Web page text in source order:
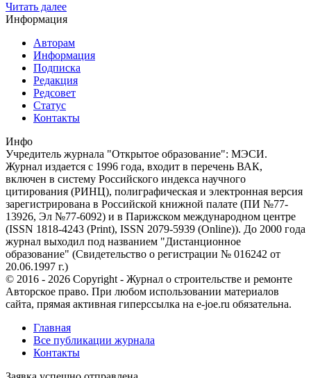
Читать далее
Информация
Авторам
Информация
Подписка
Редакция
Редсовет
Статус
Контакты
Инфо
Учредитель журнала "Открытое образование": МЭСИ.
Журнал издается с 1996 года, входит в перечень ВАК,
включен в систему Российского индекса научного
цитирования (РИНЦ), полиграфическая и электронная версия
зарегистрирована в Российской книжной палате (ПИ №77-
13926, Эл №77-6092) и в Парижском международном центре
(ISSN 1818-4243 (Print), ISSN 2079-5939 (Online)). До 2000 года
журнал выходил под названием "Дистанционное
образование" (Свидетельство о регистрации № 016242 от
20.06.1997 г.)
© 2016 - 2026 Copyright - Журнал о строительстве и ремонте
Авторское право. При любом использовании материалов
сайта, прямая активная гиперссылка на e-joe.ru обязательна.
Главная
Все публикации журнала
Контакты